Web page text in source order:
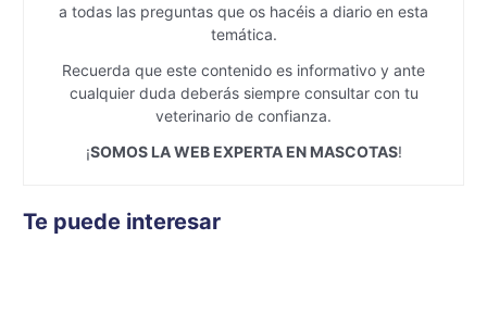
a todas las preguntas que os hacéis a diario en esta
temática.
Recuerda que este contenido es informativo y ante
cualquier duda deberás siempre consultar con tu
veterinario de confianza.
¡SOMOS LA WEB EXPERTA EN MASCOTAS!
Te puede interesar